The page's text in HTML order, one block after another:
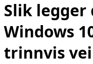
Slik legger
Windows
trinnvis